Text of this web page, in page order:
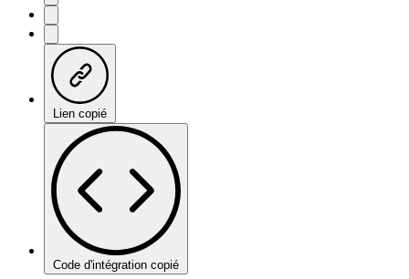
Lien copié
Code d'intégration copié